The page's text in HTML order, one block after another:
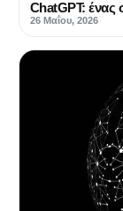
ChatGPT: ένας
26 Μαΐου, 2026